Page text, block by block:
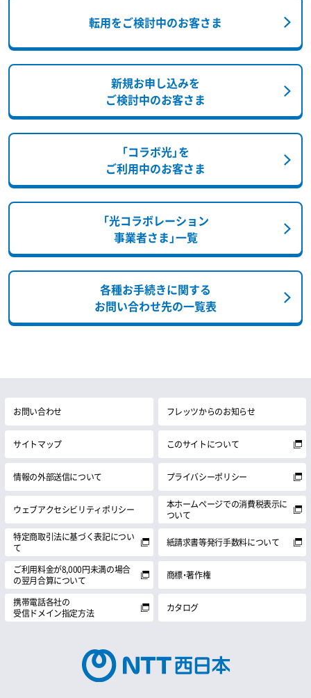
転用をご検討中のお客さま
新規お申し込みを
ご検討中のお客さま
「コラボ光」を
ご利用中のお客さま
「光コラボレーション
事業者さま」一覧
各種お手続きに関する
お問い合わせ先の一覧表
お問い合わせ フレッツからのお知らせ
サイトマップ このサイトについて
情報の外部送信について プライバシーポリシー
ウェブアクセシビリティポリシー
本ホームページでの消費税表示に
ついて
特定商取引法に基づく表記につい
て
紙請求書等発行手数料について
ご利用料金が8,000円未満の場合
の翌月合算について
商標・著作権
携帯電話各社の
受信ドメイン指定方法
カタログ